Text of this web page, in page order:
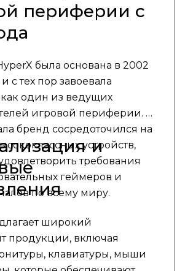
периферии с
была основана в 2002
с тех пор завоевала
один из ведущих
игровой периферии. С
бренд сосредоточился на
устройств,
требования
геймеров и
по всему миру.
и
широкий
продукции, включая
клавиатуры, мыши